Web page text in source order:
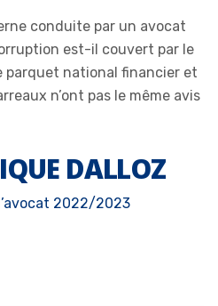
conduite par un avocat
est-il couvert par le
parquet national financier et
n’ont pas le même avis
DALLOZ
2022/2023